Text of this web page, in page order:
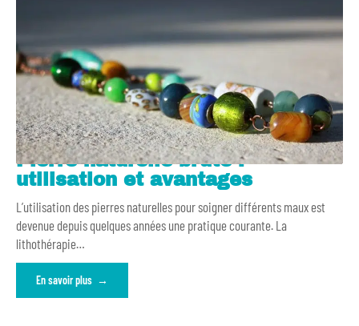
Pierre naturelle brute :
utilisation et avantages
L’utilisation des pierres naturelles pour soigner différents maux est
devenue depuis quelques années une pratique courante. La
lithothérapie…
En savoir plus